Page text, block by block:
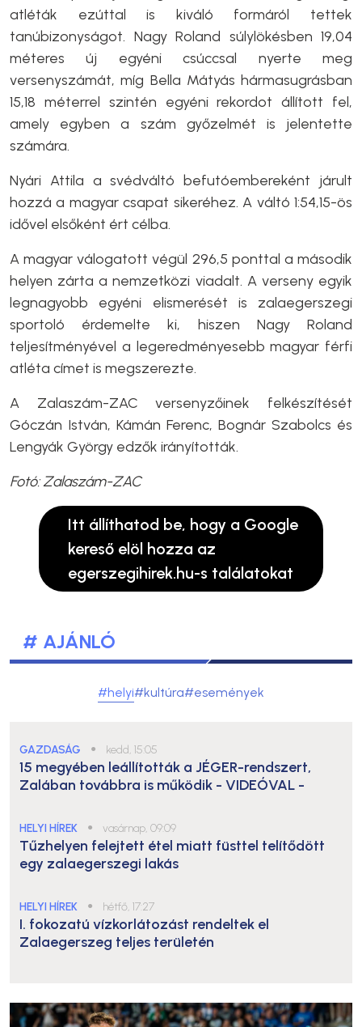
atléták ezúttal is kiváló formáról tettek
tanúbizonyságot. Nagy Roland súlylökésben 19,04
méteres új egyéni csúccsal nyerte meg
versenyszámát, míg Bella Mátyás hármasugrásban
15,18 méterrel szintén egyéni rekordot állított fel,
amely egyben a szám győzelmét is jelentette
számára.
Nyári Attila a svédváltó befutóembereként járult
hozzá a magyar csapat sikeréhez. A váltó 1:54,15-ös
idővel elsőként ért célba.
A magyar válogatott végül 296,5 ponttal a második
helyen zárta a nemzetközi viadalt. A verseny egyik
legnagyobb egyéni elismerését is zalaegerszegi
sportoló érdemelte ki, hiszen Nagy Roland
teljesítményével a legeredményesebb magyar férfi
atléta címet is megszerezte.
A Zalaszám-ZAC versenyzőinek felkészítését
Góczán István, Kámán Ferenc, Bognár Szabolcs és
Lengyák György edzők irányították.
Fotó: Zalaszám-ZAC
Itt állíthatod be, hogy a Google
kereső elöl hozza az
egerszegihirek.hu-s találatokat
# AJÁNLÓ
#helyi#kultúra#események
GAZDASÁG ● kedd, 15:05
15 megyében leállították a JÉGER-rendszert,
Zalában továbbra is működik - VIDEÓVAL -
HELYI HÍREK ● vasárnap, 09:09
Tűzhelyen felejtett étel miatt füsttel telítődött
egy zalaegerszegi lakás
HELYI HÍREK ● hétfő, 17:27
I. fokozatú vízkorlátozást rendeltek el
Zalaegerszeg teljes területén